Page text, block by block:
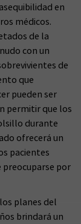
en
médicos.
de la
con un
de
que
pueden ser
permitir que los
durante
ofrecerá un
pacientes
por
planes del
brindará un